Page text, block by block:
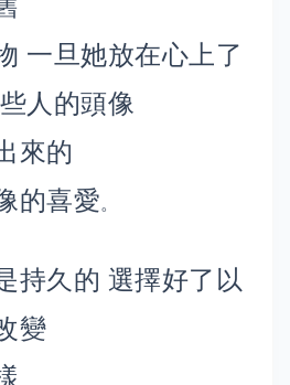
一旦她放在心上了
人的頭像
來的
的喜愛。
持久的 選擇好了以
變